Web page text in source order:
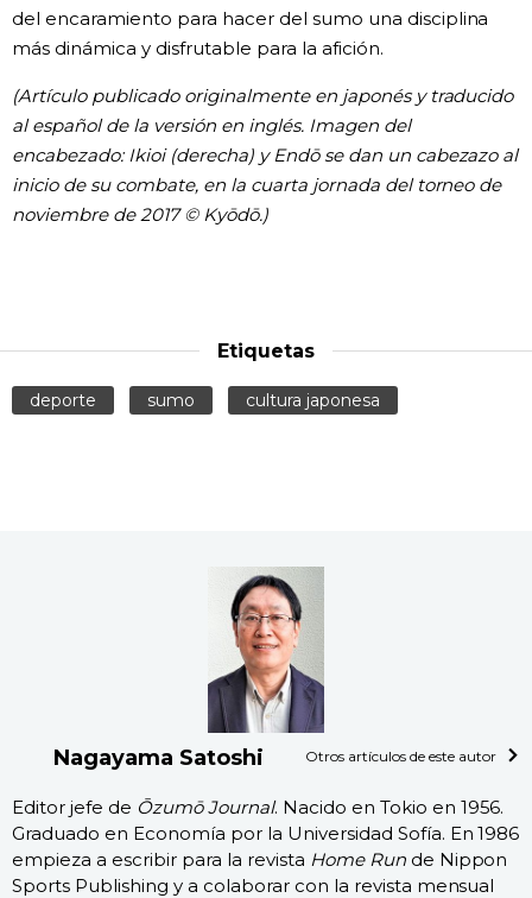
del encaramiento para hacer del sumo una disciplina
más dinámica y disfrutable para la afición.
(Artículo publicado originalmente en japonés y traducido
al español de la versión en inglés. Imagen del
encabezado: Ikioi (derecha) y Endō se dan un cabezazo al
inicio de su combate, en la cuarta jornada del torneo de
noviembre de 2017 © Kyōdō.)
Etiquetas
deporte sumo cultura japonesa
Nagayama Satoshi Otros artículos de este autor
Editor jefe de Ōzumō Journal. Nacido en Tokio en 1956.
Graduado en Economía por la Universidad Sofía. En 1986
empieza a escribir para la revista Home Runde Nippon
Sports Publishing y a colaborar con la revista mensual